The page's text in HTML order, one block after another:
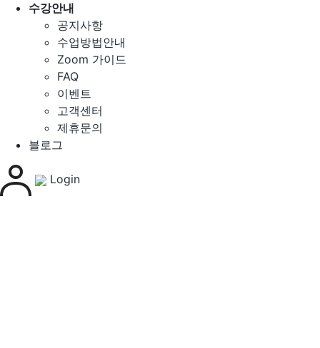
수강안내
공지사항
수업방법안내
Zoom 가이드
FAQ
이벤트
고객센터
제휴문의
블로그
Login